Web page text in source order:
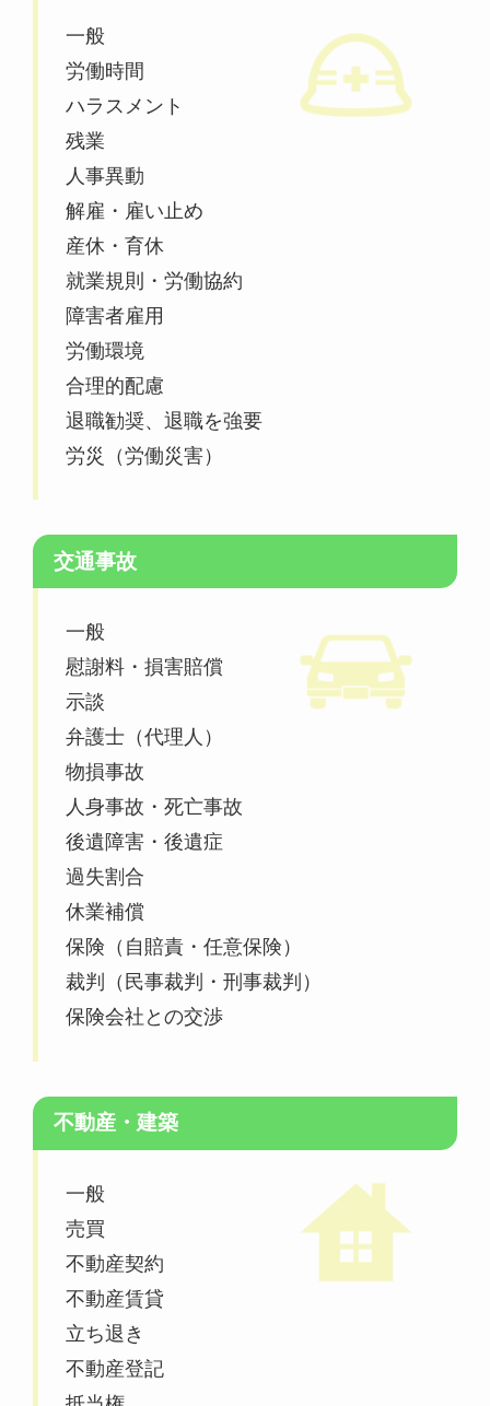
一般
労働時間
ハラスメント
残業
人事異動
解雇・雇い止め
産休・育休
就業規則・労働協約
障害者雇用
労働環境
合理的配慮
退職勧奨、退職を強要
労災（労働災害）
交通事故
一般
慰謝料・損害賠償
示談
弁護士（代理人）
物損事故
人身事故・死亡事故
後遺障害・後遺症
過失割合
休業補償
保険（自賠責・任意保険）
裁判（民事裁判・刑事裁判）
保険会社との交渉
不動産・建築
一般
売買
不動産契約
不動産賃貸
立ち退き
不動産登記